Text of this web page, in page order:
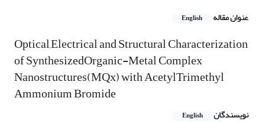
عنوان مقاله English
Optical,Electrical and Structural Characterization
of SynthesizedOrganic-Metal Complex
Nanostructures(MQx) with AcetylTrimethyl
Ammonium Bromide
نویسندگان English